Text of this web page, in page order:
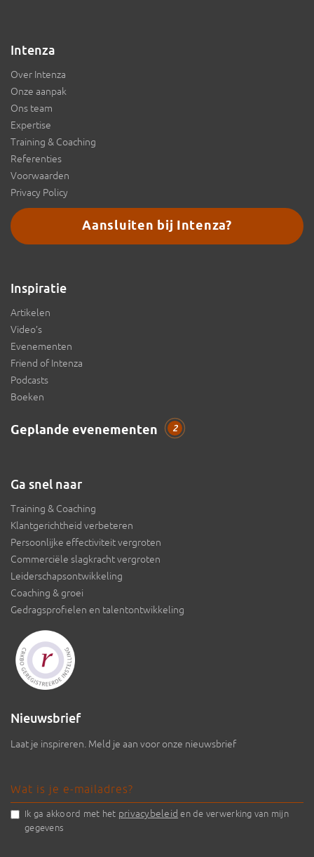
Intenza
Over Intenza
Onze aanpak
Ons team
Expertise
Training & Coaching
Referenties
Voorwaarden
Privacy Policy
Aansluiten bij Intenza?
Inspiratie
Artikelen
Video’s
Evenementen
Friend of Intenza
Podcasts
Boeken
Geplande evenementen 2
Ga snel naar
Training & Coaching
Klantgerichtheid verbeteren
Persoonlijke effectiviteit vergroten
Commerciële slagkracht vergroten
Leiderschapsontwikkeling
Coaching & groei
Gedragsprofielen en talentontwikkeling
Nieuwsbrief
Laat je inspireren. Meld je aan voor onze nieuwsbrief
Ik ga akkoord met het privacybeleid en de verwerking van mijn
gegevens